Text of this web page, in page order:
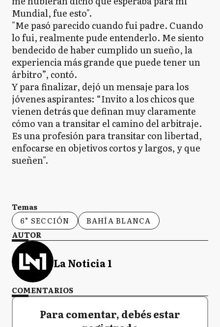
Mundial, fue esto".
"Me pasó parecido cuando fui padre. Cuando
lo fui, realmente pude entenderlo. Me siento
bendecido de haber cumplido un sueño, la
experiencia más grande que puede tener un
árbitro”, contó.
Y para finalizar, dejó un mensaje para los
jóvenes aspirantes: “Invito a los chicos que
vienen detrás que definan muy claramente
cómo van a transitar el camino del arbitraje.
Es una profesión para transitar con libertad,
enfocarse en objetivos cortos y largos, y que
sueñen".
Temas
6° SECCIÓN
BAHÍA BLANCA
AUTOR
La Noticia 1
COMENTARIOS
Para comentar, debés estar